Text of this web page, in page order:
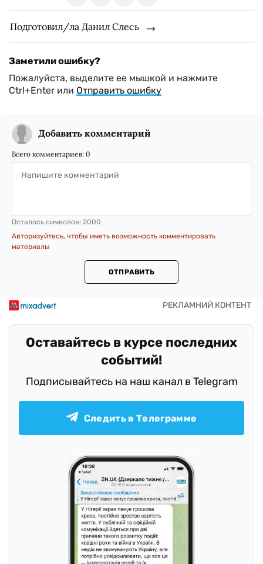
Подготовил/ла Данил Слесь
Заметили ошибку?
Пожалуйста, выделите ее мышкой и нажмите
Ctrl+Enter или Отправить ошибку
Добавить комментарий
Всего комментариев: 0
Осталось символов: 2000
Авторизуйтесь, чтобы иметь возможность комментировать
материалы
ОТПРАВИТЬ
Оставайтесь в курсе последних
событий!
Подписывайтесь на наш канал в Telegram
Следить в Телеграмме